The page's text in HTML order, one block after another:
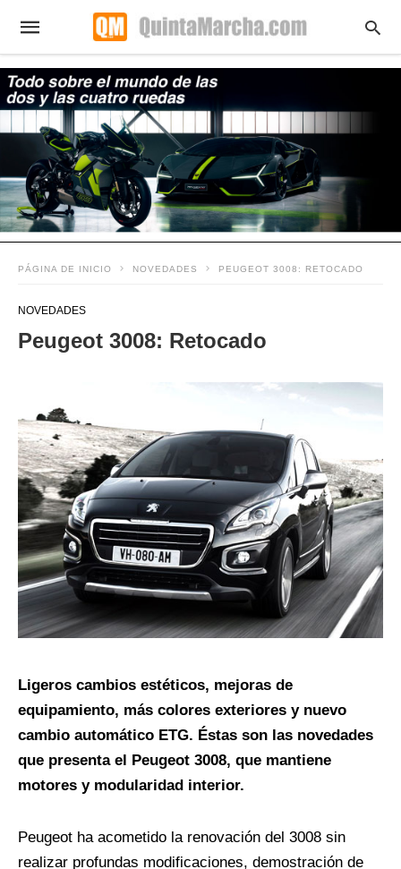
PÁGINA DE INICIO NOVEDADES PEUGEOT 3008: RETOCADO
NOVEDADES
Peugeot 3008: Retocado
Ligeros cambios estéticos, mejoras de
equipamiento, más colores exteriores y nuevo
cambio automático ETG. Éstas son las novedades
que presenta el Peugeot 3008, que mantiene
motores y modularidad interior.
Peugeot ha acometido la renovación del 3008 sin
realizar profundas modificaciones, demostración de